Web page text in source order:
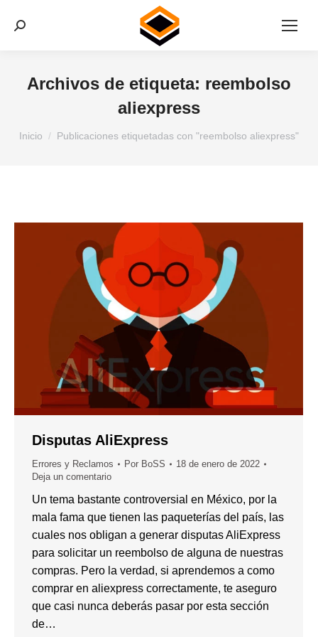
Buscar:
Archivos de etiqueta: reembolso
aliexpress
Inicio Publicaciones etiquetadas con "reembolso aliexpress"
Disputas AliExpress
Errores y Reclamos Por BoSS
18 de enero de 2022
Deja un comentario
Un tema bastante controversial en México, por la
mala fama que tienen las paqueterías del país, las
cuales nos obligan a generar disputas AliExpress
para solicitar un reembolso de alguna de nuestras
compras. Pero la verdad, si aprendemos a como
comprar en aliexpress correctamente, te aseguro
que casi nunca deberás pasar por esta sección
de…